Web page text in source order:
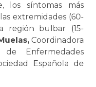
los síntomas más
extremidades (60-
región bulbar (15-
Coordinadora
Enfermedades
Española de